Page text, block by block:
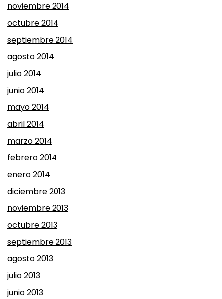
noviembre 2014
octubre 2014
septiembre 2014
agosto 2014
julio 2014
junio 2014
mayo 2014
abril 2014
marzo 2014
febrero 2014
enero 2014
diciembre 2013
noviembre 2013
octubre 2013
septiembre 2013
agosto 2013
julio 2013
junio 2013